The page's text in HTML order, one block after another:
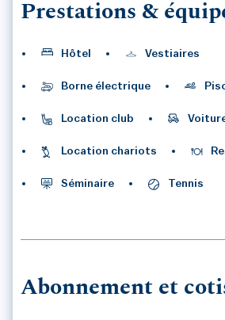
Prestations &
Hôtel Vestiaires
Borne électrique
Location club
Location chariots
Séminaire Tennis
Abonnement et